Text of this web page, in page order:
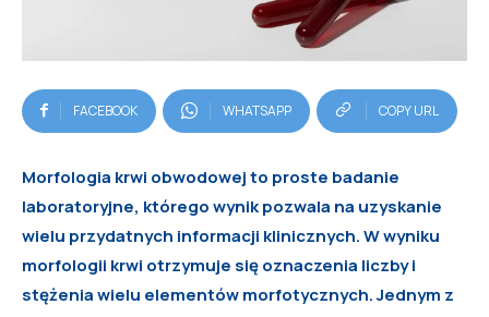
FACEBOOK WHATSAPP COPY URL
Morfologia krwi obwodowej to proste badanie
laboratoryjne, którego wynik pozwala na uzyskanie
wielu przydatnych informacji klinicznych. W wyniku
morfologii krwi otrzymuje się oznaczenia liczby i
stężenia wielu elementów morfotycznych. Jednym z